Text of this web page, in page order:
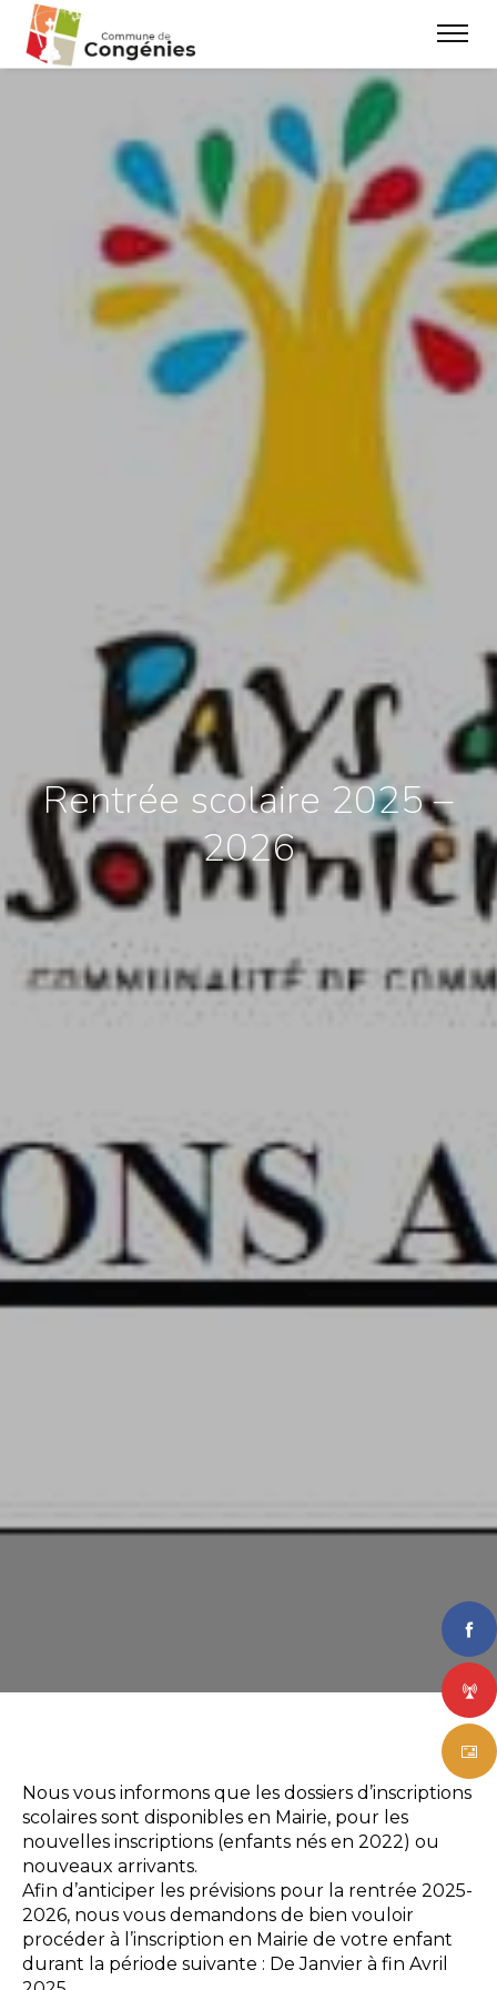
Rentrée scolaire 2025 –
2026
Nous vous informons que les dossiers d’inscriptions
scolaires sont disponibles en Mairie, pour les
nouvelles inscriptions (enfants nés en 2022) ou
nouveaux arrivants.
Afin d’anticiper les prévisions pour la rentrée 2025-
2026, nous vous demandons de bien vouloir
procéder à l’inscription en Mairie de votre enfant
durant la période suivante : De Janvier à fin Avril